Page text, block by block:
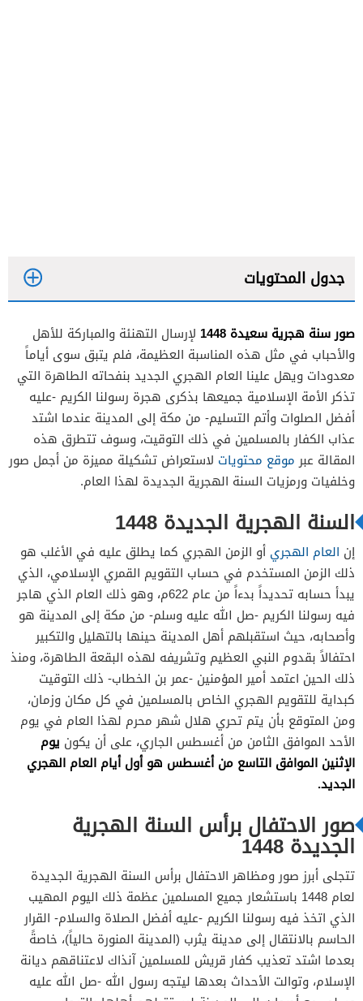
جدول المحتويات
صور سنة هجرية سعيدة 1448
لإرسال التهنئة والمباركة للأهل
والأحباب في مثل هذه المناسبة العظيمة، فلم يتبق سوى أياماً
معدودات ويهل علينا العام الهجري الجديد بنفحاته الطاهرة التي
تذكر الأمة الإسلامية جميعها بذكرى هجرة رسولنا الكريم -عليه
أفضل الصلوات وأتم التسليم- من مكة إلى المدينة عندما اشتد
عذاب الكفار بالمسلمين في ذلك التوقيت، وسوف تتطرق هذه
المقالة عبرموقع محتويات لاستعراض تشكيلة مميزة من أجمل صور
وخلفيات ورمزيات السنة الهجرية الجديدة لهذا العام.
السنة الهجرية الجديدة 1448
إن العام الهجري أو الزمن الهجري كما يطلق عليه في الأغلب هو
ذلك الزمن المستخدم في حساب التقويم القمري الإسلامي، الذي
يبدأ حسابه تحديداً بدءاً من عام 622م، وهو ذلك العام الذي هاجر
فيه رسولنا الكريم -صل الله عليه وسلم- من مكة إلى المدينة هو
وأصحابه، حيث استقبلهم أهل المدينة حينها بالتهليل والتكبير
احتفالاً بقدوم النبي العظيم وتشريفه لهذه البقعة الطاهرة، ومنذ
ذلك الحين اعتمد أمير المؤمنين -عمر بن الخطاب- ذلك التوقيت
كبداية للتقويم الهجري الخاص بالمسلمين في كل مكان وزمان،
ومن المتوقع بأن يتم تحري هلال شهر محرم لهذا العام في يوم
الأحد الموافق الثامن من أغسطس الجاري، على أن يكون يوم
الإثنين الموافق التاسع من أغسطس هو أول أيام العام الهجري
الجديد.
صور الاحتفال برأس السنة الهجرية
الجديدة 1448
تتجلى أبرز صور ومظاهر الاحتفال برأس السنة الهجرية الجديدة
لعام 1448 باستشعار جميع المسلمين عظمة ذلك اليوم المهيب
الذي اتخذ فيه رسولنا الكريم -عليه أفضل الصلاة والسلام- القرار
الحاسم بالانتقال إلى مدينة يثرب (المدينة المنورة حالياً)، خاصةً
بعدما اشتد تعذيب كفار قريش للمسلمين آنذاك لاعتناقهم ديانة
الإسلام، وتوالت الأحداث بعدها ليتجه رسول الله -صل الله عليه